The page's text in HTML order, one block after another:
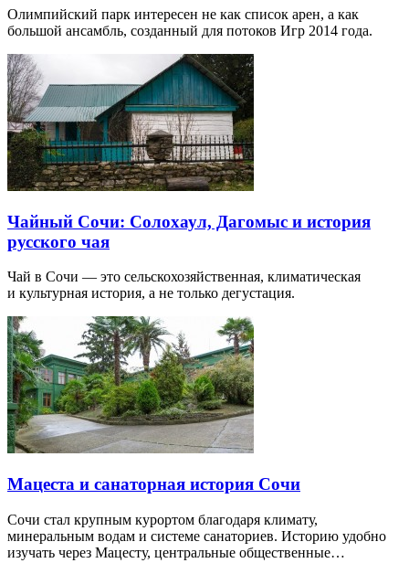
Олимпийский парк интересен не как список арен, а как
большой ансамбль, созданный для потоков Игр 2014 года.
Чайный Сочи: Солохаул, Дагомыс и история
русского чая
Чай в Сочи — это сельскохозяйственная, климатическая
и культурная история, а не только дегустация.
Мацеста и санаторная история Сочи
Сочи стал крупным курортом благодаря климату,
минеральным водам и системе санаториев. Историю удобно
изучать через Мацесту, центральные общественные…